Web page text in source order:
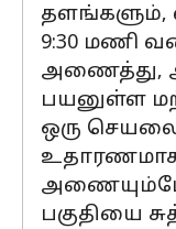
தளங்களும்,
9:30 மணி
அணைத்து,
பயனுள்ள
ஒரு
பகுதியை